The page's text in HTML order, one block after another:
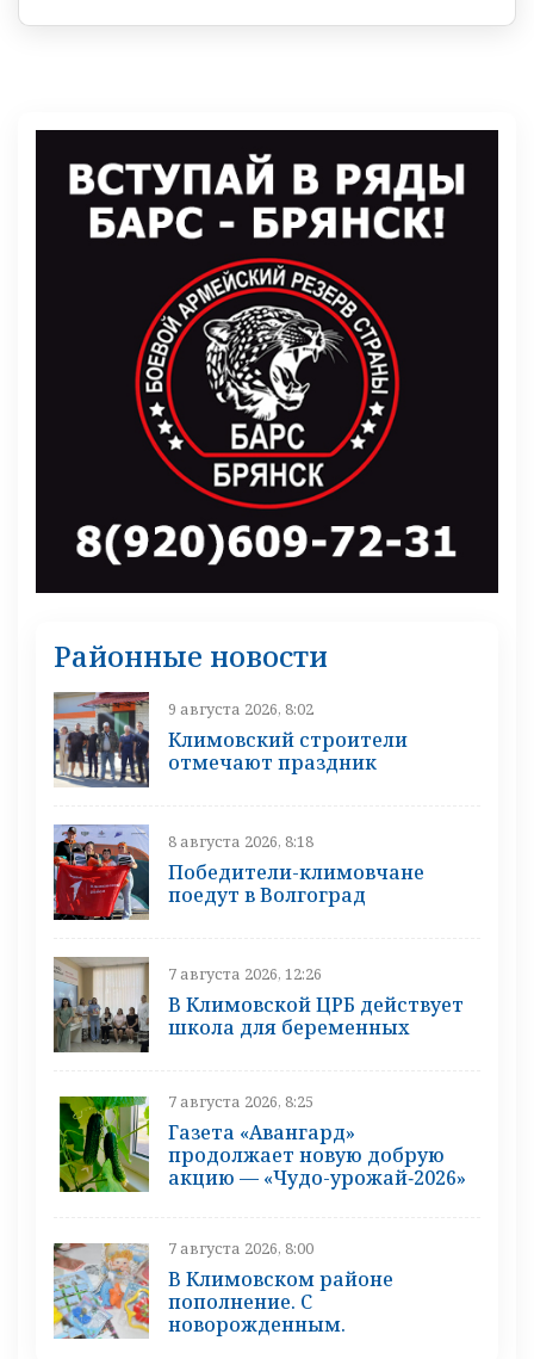
Районные новости
9 августа 2026, 8:02
Климовский строители
отмечают праздник
8 августа 2026, 8:18
Победители-климовчане
поедут в Волгоград
7 августа 2026, 12:26
В Климовской ЦРБ действует
школа для беременных
7 августа 2026, 8:25
Газета «Авангард»
продолжает новую добрую
акцию — «Чудо-урожай‑2026»
7 августа 2026, 8:00
В Климовском районе
пополнение. С
новорожденным.